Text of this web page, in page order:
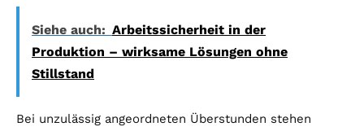
Siehe auch: Arbeitssicherheit in der
Produktion – wirksame Lösungen ohne
Stillstand
Bei unzulässig angeordneten Überstunden stehen